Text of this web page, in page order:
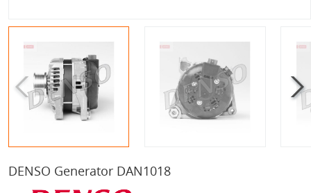
DENSO Generator DAN1018